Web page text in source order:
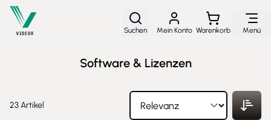
Direkt zum Inhalt
Suchen Mein Konto Warenkorb Menü
Software & Lizenzen
23Artikel